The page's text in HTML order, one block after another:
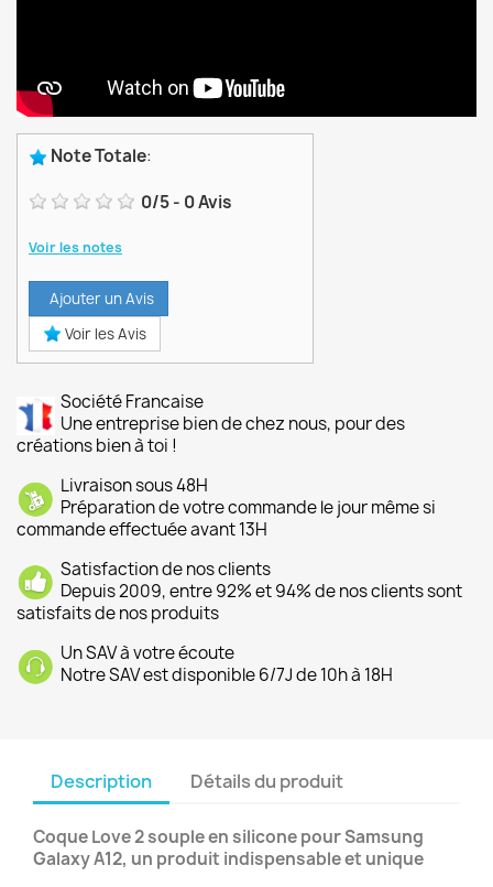
Note Totale:
0/5- 0Avis
Voir les notes
Ajouter un Avis
Voir les Avis
Société Francaise
Une entreprise bien de chez nous, pour des
créations bien à toi !
Livraison sous 48H
Préparation de votre commande le jour même si
commande effectuée avant 13H
Satisfaction de nos clients
Depuis 2009, entre 92% et 94% de nos clients sont
satisfaits de nos produits
Un SAV à votre écoute
Notre SAV est disponible 6/7J de 10h à 18H
Description Détails du produit
Coque Love 2 souple en silicone pour Samsung
Galaxy A12, un produit indispensable et unique